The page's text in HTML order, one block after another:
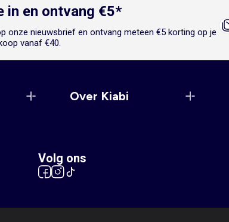
in en ontvang €5*
onze nieuwsbrief en ontvang meteen €5 korting op je
vanaf €40.
Over Kiabi
Volg ons